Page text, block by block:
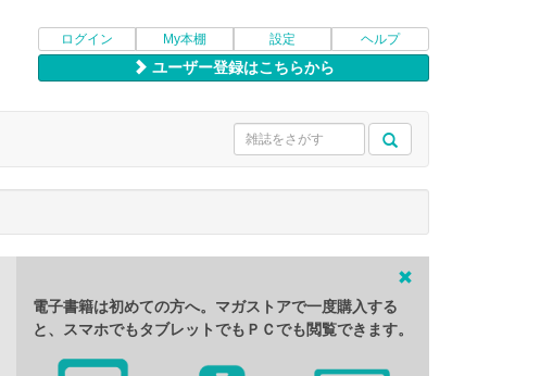
ログイン My本棚 設定 ヘルプ
ユーザー登録はこちらから
電子書籍は初めての方へ。マガストアで一度購入する
と、スマホでもタブレットでもＰＣでも閲覧できます。